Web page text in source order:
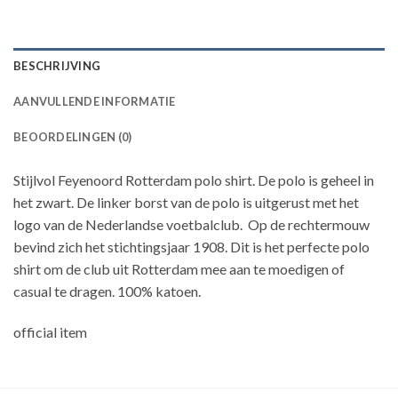
BESCHRIJVING
AANVULLENDE INFORMATIE
BEOORDELINGEN (0)
Stijlvol Feyenoord Rotterdam polo shirt. De polo is geheel in
het zwart. De linker borst van de polo is uitgerust met het
logo van de Nederlandse voetbalclub. Op de rechtermouw
bevind zich het stichtingsjaar 1908. Dit is het perfecte polo
shirt om de club uit Rotterdam mee aan te moedigen of
casual te dragen. 100% katoen.
official item